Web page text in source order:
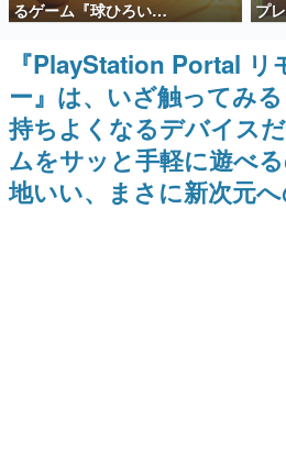
ど。多くの人々に読まれた
事をまとめました。
ゲームの企画書
名作ゲームクリエイターの
聞きし、ヒットする企画
きます。
赫本
この物語を解いてはいけな
の形をした短編ホラー小説
るゲーム『球ひろい
Simulator』が「1件」のウィッ
シュリストをもとにチェコ語に
対応しSNSで話題に。『キング
ダム・カム』開発元やチェコの
プロ野球選手から称賛の声
プ
重
う
が
フ
『PlayStation Portal リ
ー』は、いざ触ってみ
持ちよくなるデバイス
ムをサッと手軽に遊べ
地いい、まさに新次元